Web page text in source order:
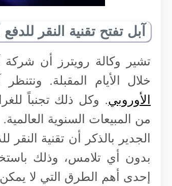
آبل تفتح تقنية النقر
تشير وكالة رويترز أن شركة
خلال الأيام المقبلة.
الأوروبي
من المبيعات السنوية العالمية.
بدون أي تلامس، وذلك
إحدى أهم الطرق التي لا